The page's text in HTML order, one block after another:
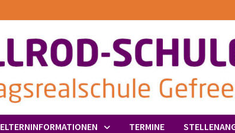
ELTERNINFORMATIONEN TERMINE